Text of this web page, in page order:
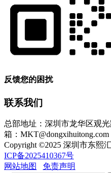
反馈您的困扰
联系我们
总部地址：深圳市龙华区观
箱：MKT@dongxihuitong.com
Copyright ©2025 深圳市东熙
ICP备2025410367号
网站地图
免责声明